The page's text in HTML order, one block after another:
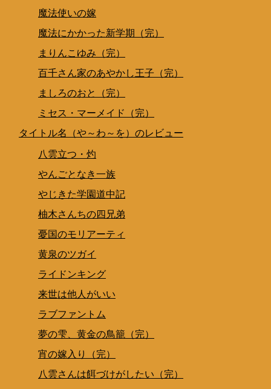
魔法使いの嫁
魔法にかかった新学期（完）
まりんこゆみ（完）
百千さん家のあやかし王子（完）
ましろのおと（完）
ミセス・マーメイド（完）
タイトル名（や～わ～を）のレビュー
八雲立つ・灼
やんごとなき一族
やじきた学園道中記
柚木さんちの四兄弟
憂国のモリアーティ
黄泉のツガイ
ライドンキング
来世は他人がいい
ラブファントム
夢の雫、黄金の鳥籠（完）
宵の嫁入り（完）
八雲さんは餌づけがしたい（完）